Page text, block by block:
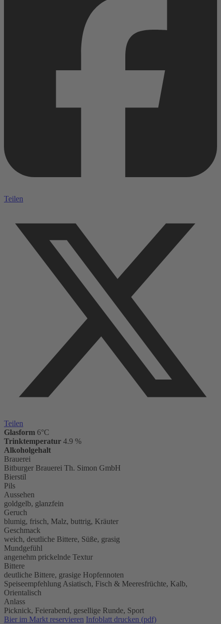
Teilen
Teilen
Glasform 6°C
Trinktemperatur 4.9 %
Alkoholgehalt
Brauerei
Bitburger Brauerei Th. Simon GmbH
Bierstil
Pils
Aussehen
goldgelb, glanzfein
Geruch
blumig, frisch, Malz, buttrig, Kräuter
Geschmack
weich, deutliche Bittere, Süße, grasig
Mundgefühl
angenehm prickelnde Textur
Bittere
deutliche Bittere, grasige Hopfennoten
Speiseempfehlung Asiatisch, Fisch & Meeresfrüchte, Kalb,
Orientalisch
Anlass
Picknick, Feierabend, gesellige Runde, Sport
Bier im Markt reservieren Infoblatt drucken (pdf)